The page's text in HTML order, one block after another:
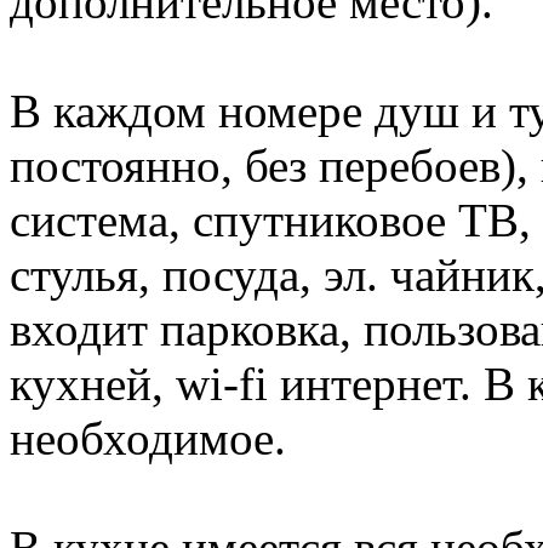
В каждом номере душ и
постоянно, без
система, спутниковое
стулья, посуда, эл.
входит парковка,
кухней, wi-fi интернет. В
необходимое.